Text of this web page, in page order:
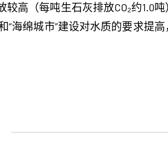
高（每吨生石灰排放CO₂约1.0
海绵城市”建设对水质的要求提